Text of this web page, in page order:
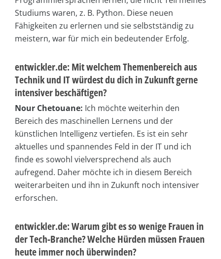
Studiums waren, z. B. Python. Diese neuen
Fähigkeiten zu erlernen und sie selbstständig zu
meistern, war für mich ein bedeutender Erfolg.
entwickler.de: Mit welchem Themenbereich aus
Technik und IT würdest du dich in Zukunft gerne
intensiver beschäftigen?
Nour Chetouane: Ich möchte weiterhin den
Bereich des maschinellen Lernens und der
künstlichen Intelligenz vertiefen. Es ist ein sehr
aktuelles und spannendes Feld in der IT und ich
finde es sowohl vielversprechend als auch
aufregend. Daher möchte ich in diesem Bereich
weiterarbeiten und ihn in Zukunft noch intensiver
erforschen.
entwickler.de: Warum gibt es so wenige Frauen in
der Tech-Branche? Welche Hürden müssen Frauen
heute immer noch überwinden?